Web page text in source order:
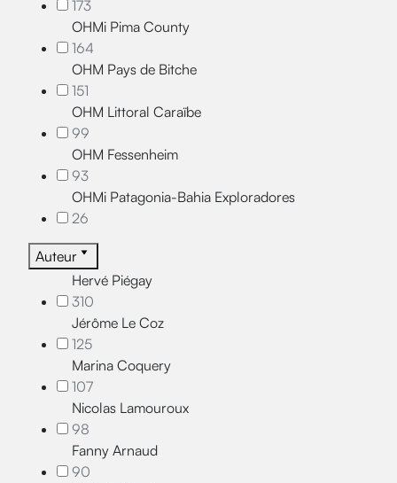
173
OHMi Pima County
164
OHM Pays de Bitche
151
OHM Littoral Caraïbe
99
OHM Fessenheim
93
OHMi Patagonia-Bahia Exploradores
26
Auteur
Hervé Piégay
310
Jérôme Le Coz
125
Marina Coquery
107
Nicolas Lamouroux
98
Fanny Arnaud
90